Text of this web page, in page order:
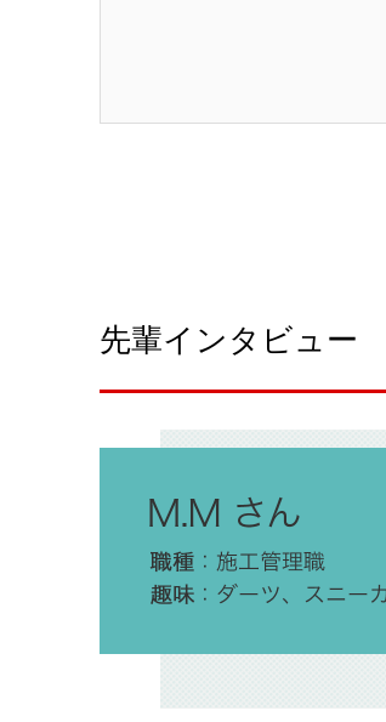
先輩インタビュー